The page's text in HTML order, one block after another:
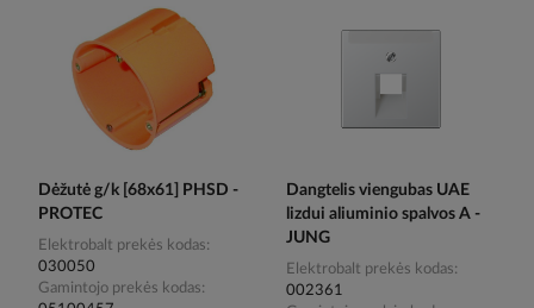
Dėžutė g/k [68x61] PHSD -
PROTEC
Elektrobalt prekės kodas
030050
Gamintojo prekės kodas
Dangtelis viengubas UAE
lizdui aliuminio spalvos A -
JUNG
Elektrobalt prekės kodas
002361